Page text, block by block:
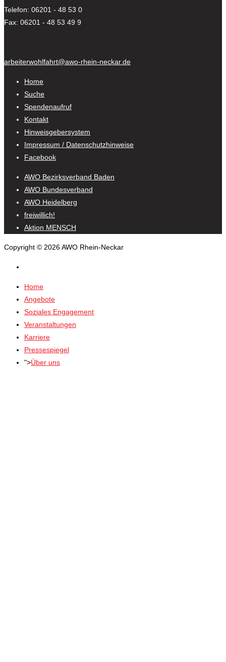
Telefon: 06201 - 48 53 0
Fax: 06201 - 48 53 49 9
arbeiterwohlfahrt@awo-rhein-neckar.de
Home
Suche
Spendenaufruf
Kontakt
Hinweisgebersystem
Impressum / Datenschutzhinweise
Facebook
AWO Bezirksverband Baden
AWO Bundesverband
AWO Heidelberg
freiwillich!
Aktion MENSCH
Copyright © 2026 AWO Rhein-Neckar
Home
Angebote
Soziales Engagement
Veranstaltungen
Karriere
Pressespiegel
">Über uns